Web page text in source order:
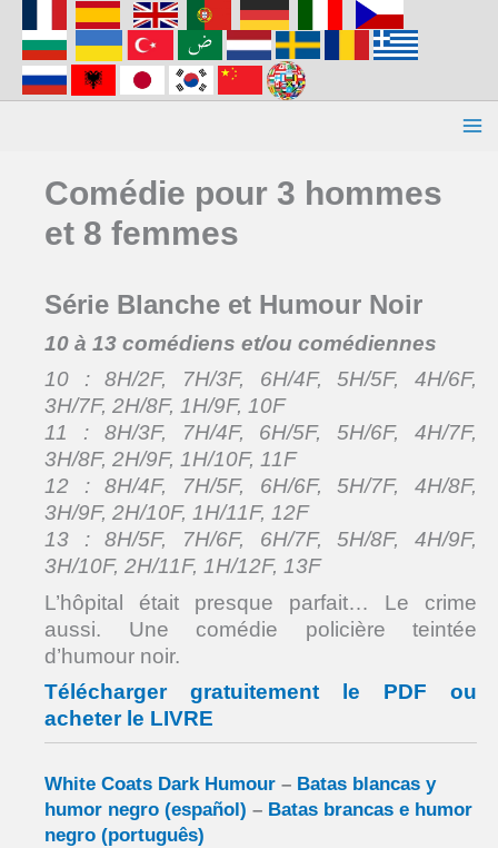
contenu
Comédie pour 3 hommes
et 8 femmes
Série Blanche et Humour Noir
10 à 13 comédiens et/ou comédiennes
10 : 8H/2F, 7H/3F, 6H/4F, 5H/5F, 4H/6F,
3H/7F, 2H/8F, 1H/9F, 10F
11 : 8H/3F, 7H/4F, 6H/5F, 5H/6F, 4H/7F,
3H/8F, 2H/9F, 1H/10F, 11F
12 : 8H/4F, 7H/5F, 6H/6F, 5H/7F, 4H/8F,
3H/9F, 2H/10F, 1H/11F, 12F
13 : 8H/5F, 7H/6F, 6H/7F, 5H/8F, 4H/9F,
3H/10F, 2H/11F, 1H/12F, 13F
L’hôpital était presque parfait… Le crime
aussi. Une comédie policière teintée
d’humour noir.
Télécharger gratuitement le PDF ou
acheter le LIVRE
White Coats Dark Humour – Batas blancas y
humor negro (español) – Batas brancas e humor
negro (português)